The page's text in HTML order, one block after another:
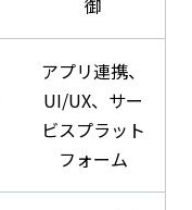
御
アプリ連携、
UI/UX、サー
ビスプラット
フォーム